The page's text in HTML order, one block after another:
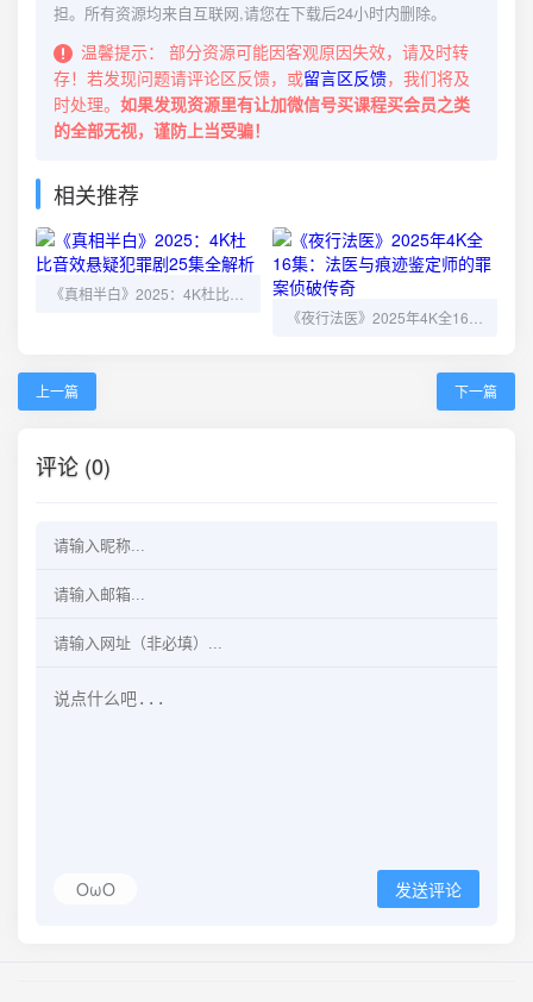
担。所有资源均来自互联网,请您在下载后24小时内删除。
温馨提示：
部分资源可能因客观原因失效，请及时转
存！若发现问题请评论区反馈，或留言区反馈，我们将及
时处理。 如果发现资源里有让加微信号买课程买会员之类
的全部无视，谨防上当受骗！
相关推荐
上一篇 下一篇
评论 (0)
OωO 发送评论